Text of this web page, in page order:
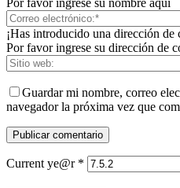
Por favor ingrese su nombre aquí
¡Has introducido una dirección
Por favor ingrese su dirección de
Guardar mi nombre, correo
navegador la próxima vez que
Current ye@r *